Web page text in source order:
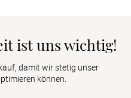
ist uns wichtig!
damit wir stetig unser
können.